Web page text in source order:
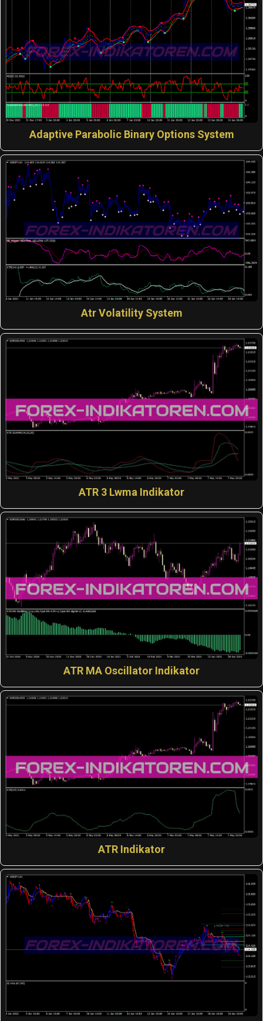
Adaptive Parabolic Binary Options System
Atr Volatility System
ATR 3 Lwma Indikator
ATR MA Oscillator Indikator
ATR Indikator